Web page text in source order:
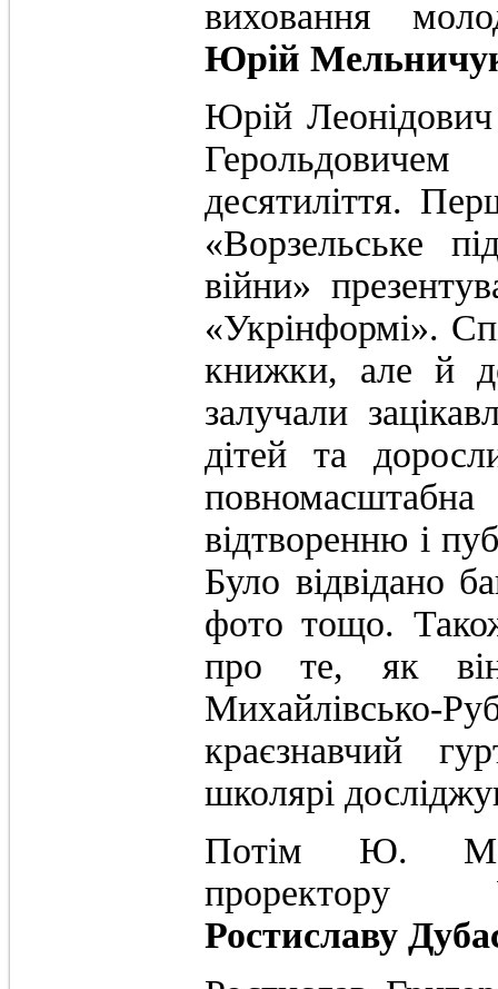
виховання
Юрій
Юрій
десятиліття.
«Ворзельське
війни»
«Укрінформі».
книжки, але й
залучали
дітей та
відтворенню і
Було відвідано
фото тощо.
про те, як
Михайлівсько-
краєзнавчий
школярі
Потім Ю.
проректору
Ростиславу